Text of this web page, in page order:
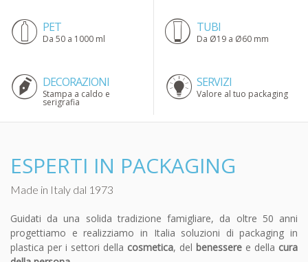
PET
Da 50 a 1000 ml
TUBI
Da Ø19 a Ø60 mm
DECORAZIONI
Stampa a caldo e
serigrafia
SERVIZI
Valore al tuo packaging
ESPERTI IN PACKAGING
Made in Italy dal 1973
Guidati da una solida tradizione famigliare, da oltre 50 anni
progettiamo e realizziamo in Italia soluzioni di packaging in
plastica per i settori della cosmetica, del benessere e della cura